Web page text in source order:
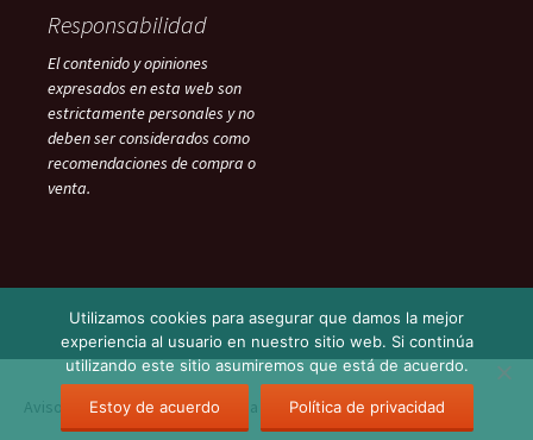
Responsabilidad
El contenido y opiniones
expresados en esta web son
estrictamente personales y no
deben ser considerados como
recomendaciones de compra o
venta.
Aviso Legal Funciona gracias a WordPress
Utilizamos cookies para asegurar que damos la mejor
experiencia al usuario en nuestro sitio web. Si continúa
utilizando este sitio asumiremos que está de acuerdo.
Estoy de acuerdo Política de privacidad